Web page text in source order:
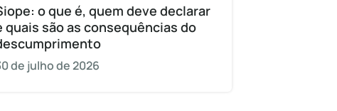
o que é, quem deve declarar
quais são as consequências do
de julho de 2026